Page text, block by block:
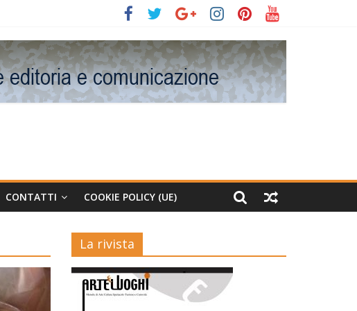
CONTATTI COOKIE POLICY (UE)
La rivista